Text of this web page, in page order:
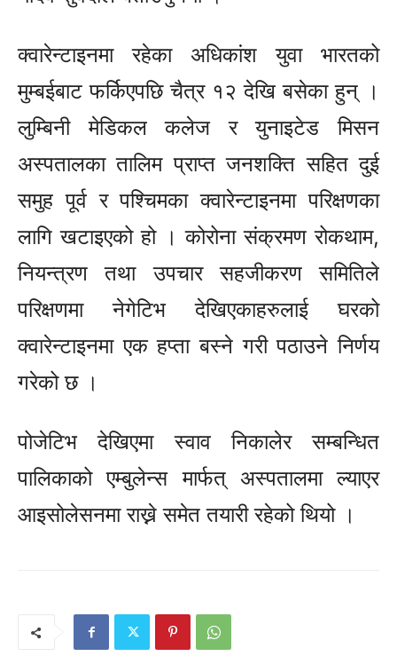
क्वारेन्टाइनमा रहेका अधिकांश युवा भारतको
मुम्बईबाट फर्किएपछि चैत्र १२ देखि बसेका हुन् ।
लुम्बिनी मेडिकल कलेज र युनाइटेड मिसन
अस्पतालका तालिम प्राप्त जनशक्ति सहित दुई
समुह पूर्व र पश्चिमका क्वारेन्टाइनमा परिक्षणका
लागि खटाइएको हो । कोरोना संक्रमण रोकथाम,
नियन्त्रण तथा उपचार सहजीकरण समितिले
परिक्षणमा नेगेटिभ देखिएकाहरुलाई घरको
क्वारेन्टाइनमा एक हप्ता बस्ने गरी पठाउने निर्णय
गरेको छ ।
पोजेटिभ देखिएमा स्वाव निकालेर सम्बन्धित
पालिकाको एम्बुलेन्स मार्फत् अस्पतालमा ल्याएर
आइसोलेसनमा राख्ने समेत तयारी रहेको थियो ।